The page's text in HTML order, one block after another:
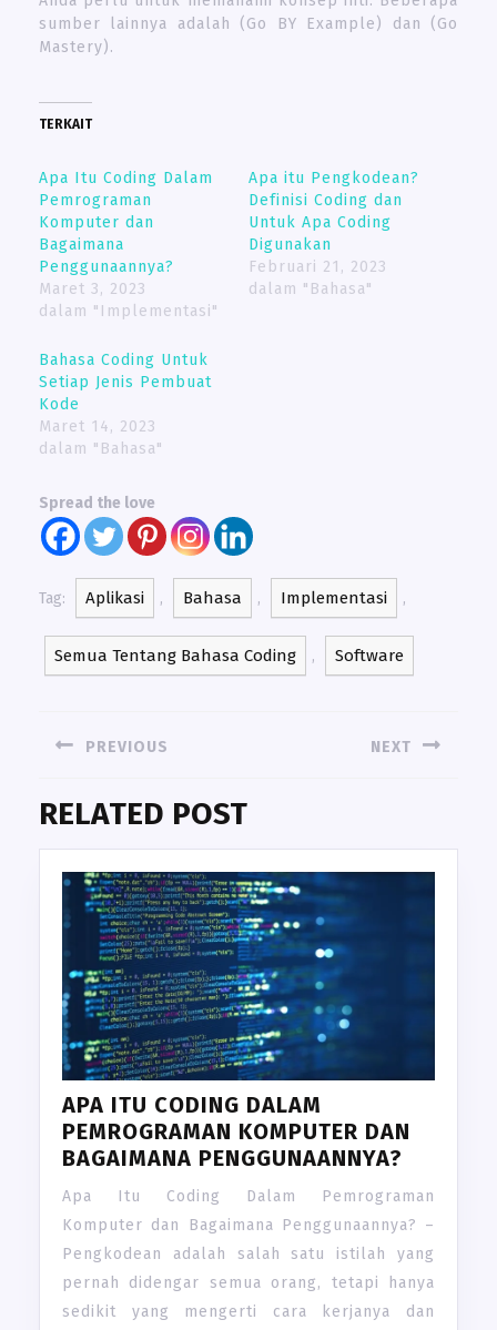
sumber lainnya adalah (Go BY Example) dan (Go
Mastery).
TERKAIT
Apa Itu Coding Dalam
Pemrograman
Komputer dan
Bagaimana
Penggunaannya?
Maret 3, 2023
dalam "Implementasi"
Apa itu Pengkodean?
Definisi Coding dan
Untuk Apa Coding
Digunakan
Februari 21, 2023
dalam "Bahasa"
Bahasa Coding Untuk
Setiap Jenis Pembuat
Kode
Maret 14, 2023
dalam "Bahasa"
Spread the love
Tag: Aplikasi , Bahasa , Implementasi ,
Semua Tentang Bahasa Coding , Software
PREVIOUS
post:
NEXT
RELATED POST
APA ITU CODING DALAM
PEMROGRAMAN KOMPUTER DAN
BAGAIMANA PENGGUNAANNYA?
Apa Itu Coding Dalam Pemrograman
Komputer dan Bagaimana Penggunaannya? –
Pengkodean adalah salah satu istilah yang
pernah didengar semua orang, tetapi hanya
sedikit yang mengerti cara kerjanya dan